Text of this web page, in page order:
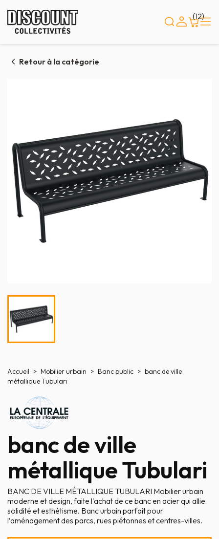
(12)
Retour à la catégorie
Accueil Mobilier urbain Banc public
banc de ville
métallique Tubulari
banc de ville
métallique Tubulari
BANC DE VILLE MÉTALLIQUE TUBULARI Mobilier urbain
moderne et design, faite l'achat de ce banc en acier qui allie
solidité et esthétisme. Banc urbain parfait pour
l’aménagement des parcs, rues piétonnes et centres-villes.